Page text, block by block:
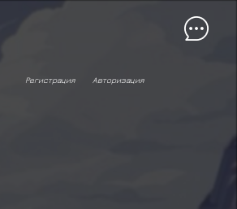
Авторизация
Регистрация